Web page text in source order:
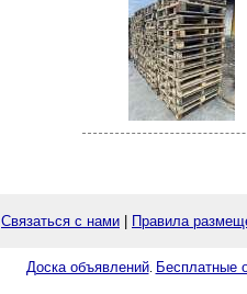
Связаться с нами Правила
Доска объявлений. Бесплатные